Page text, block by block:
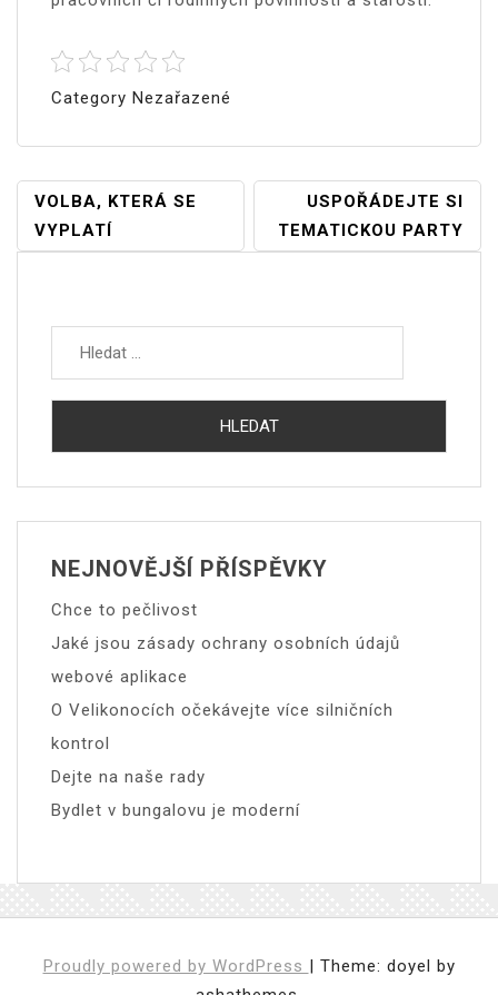
Category Nezařazené
Navigace
Pro
VOLBA, KTERÁ SE
VYPLATÍ
USPOŘÁDEJTE SI
TEMATICKOU PARTY
NEJNOVĚJŠÍ PŘÍSPĚVKY
Chce to pečlivost
Jaké jsou zásady ochrany osobních údajů
webové aplikace
O Velikonocích očekávejte více silničních
kontrol
Dejte na naše rady
Bydlet v bungalovu je moderní
Proudly powered by WordPress | Theme: doyel by